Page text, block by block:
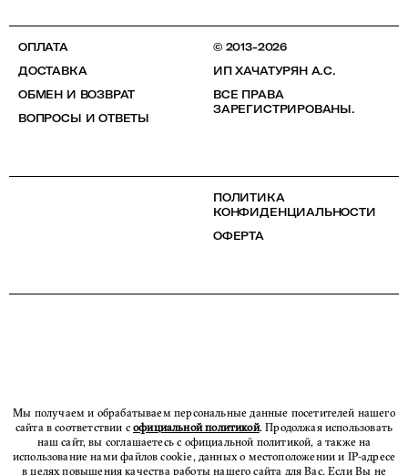
ОПЛАТА
ДОСТАВКА
ОБМЕН И ВОЗВРАТ
ВОПРОСЫ И ОТВЕТЫ
© 2013-2026
ИП ХАЧАТУРЯН А.С.
ВСЕ ПРАВА
ЗАРЕГИСТРИРОВАНЫ.
ПОЛИТИКА
КОНФИДЕНЦИАЛЬНОСТИ
ОФЕРТА
Мы получаем и обрабатываем персональные данные посетителей нашего
сайта в соответствии софициальной политикой. Продолжая использовать
наш сайт, вы соглашаетесь с официальной политикой, а также на
использование нами файлов cookie, данных о местоположении и IP-адресе
в целях повышения качества работы нашего сайта для Вас. Если Вы не